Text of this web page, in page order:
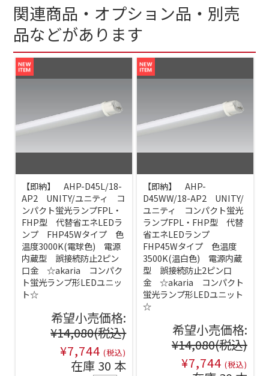
関連商品・オプション品・別売
品などがあります
【即納】 AHP-D45L/18-
AP2 UNITY/ユニティ コ
ンパクト蛍光ランプFPL・
FHP型 代替省エネLEDラ
ンプ FHP45Wタイプ 色
温度3000K(電球色) 電源
内蔵型 誤接続防止2ピン
口金 ☆akaria コンパク
ト蛍光ランプ形LEDユニッ
ト☆
希望小売価格:
¥14,080(税込)
¥7,744 (税込)
在庫 30 本
【即納】 AHP-
D45WW/18-AP2 UNITY/
ユニティ コンパクト蛍光
ランプFPL・FHP型 代替
省エネLEDランプ
FHP45Wタイプ 色温度
3500K(温白色) 電源内蔵
型 誤接続防止2ピン口
金 ☆akaria コンパクト
蛍光ランプ形LEDユニット
☆
希望小売価格:
¥14,080(税込)
¥7,744 (税込)